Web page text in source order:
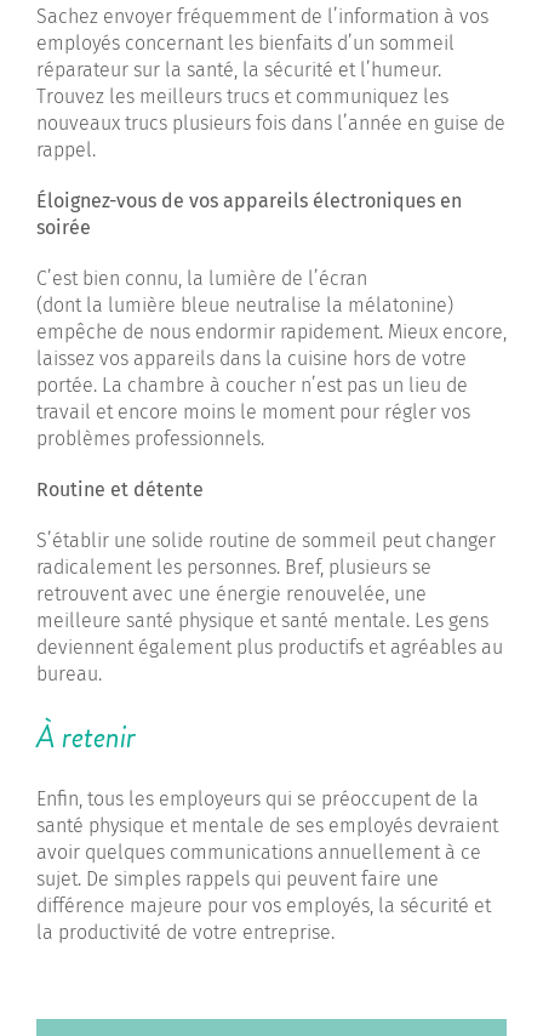
Sachez envoyer fréquemment de l’information à vos
employés concernant les bienfaits d’un sommeil
réparateur sur la santé, la sécurité et l’humeur.
Trouvez les meilleurs trucs et communiquez les
nouveaux trucs plusieurs fois dans l’année en guise de
rappel.
Éloignez-vous de vos appareils électroniques en
soirée
C’est bien connu, la lumière de l’écran
(dont la lumière bleue neutralise la mélatonine)
empêche de nous endormir rapidement. Mieux encore,
laissez vos appareils dans la cuisine hors de votre
portée. La chambre à coucher n’est pas un lieu de
travail et encore moins le moment pour régler vos
problèmes professionnels.
Routine et détente
S’établir une solide routine de sommeil peut changer
radicalement les personnes. Bref, plusieurs se
retrouvent avec une énergie renouvelée, une
meilleure santé physique et santé mentale. Les gens
deviennent également plus productifs et agréables au
bureau.
À retenir
Enfin, tous les employeurs qui se préoccupent de la
santé physique et mentale de ses employés devraient
avoir quelques communications annuellement à ce
sujet. De simples rappels qui peuvent faire une
différence majeure pour vos employés, la sécurité et
la productivité de votre entreprise.